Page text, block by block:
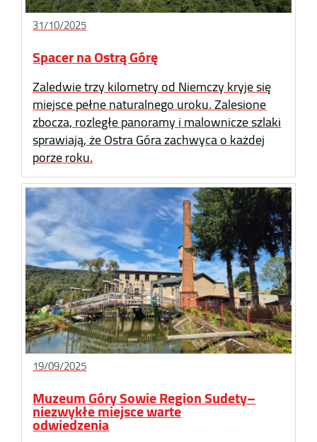
31/10/2025
Spacer na Ostrą Górę
Zaledwie trzy kilometry od Niemczy kryje się
miejsce pełne naturalnego uroku. Zalesione
zbocza, rozległe panoramy i malownicze szlaki
sprawiają, że Ostra Góra zachwyca o każdej
porze roku.
19/09/2025
Muzeum Góry Sowie Region Sudety–
niezwykłe miejsce warte
odwiedzenia